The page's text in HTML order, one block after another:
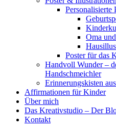
Personalisierte
Oma
Poster für das
Handvoll Wunder –
Handschmeichler
Erinnerungskisten
Affirmationen für Kinder
Über mich
Das Kreativstudio – Der
Kontakt